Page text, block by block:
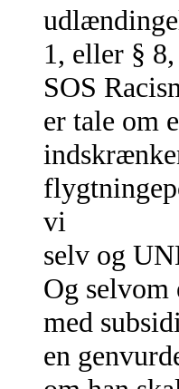
1, eller §
SOS
er tale om
vi
selv og
Og
med
en